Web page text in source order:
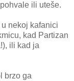
ili uteše.
nekoj kafanici
kad Partizan
ili kad ja
brzo ga